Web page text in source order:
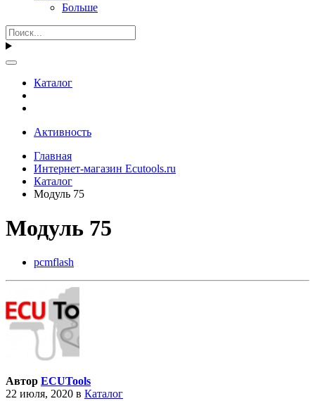
Больше
Каталог
Активность
Главная
Интернет-магазин Ecutools.ru
Каталог
Модуль 75
Модуль 75
pcmflash
Автор ECUTools
22 июля, 2020 в Каталог